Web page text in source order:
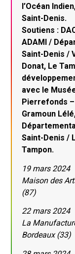
l’Océan
Saint-Denis.
Soutiens :
ADAMI /
Saint-Denis /
Donat, Le
avec le
Pierrefonds
Gramoun
Saint-Denis /
Tampon.
19 mars 2024
Maison des
(87)
22 mars 2024
La
Bordeaux (33)